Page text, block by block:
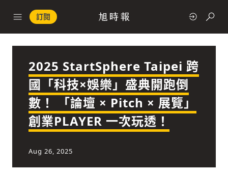
訂閱
快速連結
政治
經濟
2025 StartSphere Taipei 跨
國「科技×娛樂」盛典開跑倒
數！ 「論壇 × Pitch × 展覽」
創業PLAYER 一次玩透！
Aug 26, 2025